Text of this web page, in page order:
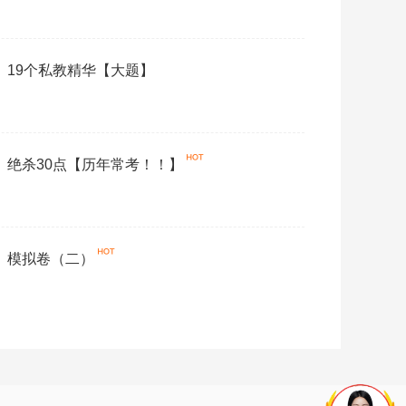
个私教精华【大题】
杀30点【历年常考！！】
拟卷（二）